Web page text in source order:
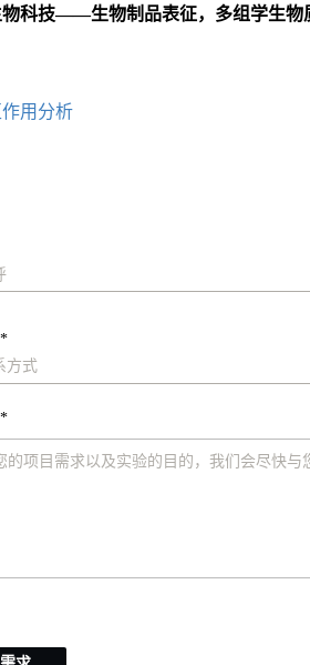
物科技——生物制品表征，多组学生物
用分析